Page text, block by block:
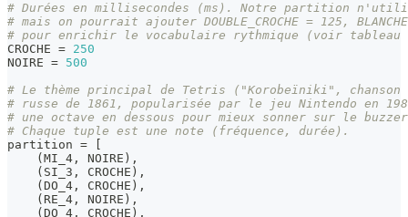
# Durées en millisecondes (ms). Notre partition n'utilise
# mais on pourrait ajouter DOUBLE_CROCHE = 125,
# pour enrichir le vocabulaire rythmique (voir tableau
CROCHE = 250
NOIRE = 500
# Le thème principal de Tetris ("Korobeïniki",
# russe de 1861, popularisée par le jeu Nintendo en
# une octave en dessous pour mieux sonner sur le
# Chaque tuple est une note (fréquence, durée).
partition =
( MI_4 , NOIRE ) ,
( SI_3 , CROCHE ) ,
( DO_4 , CROCHE ) ,
( RE_4 , NOIRE ) ,
( DO_4 , CROCHE ) ,